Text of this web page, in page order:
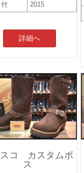
2015
詳細へ
スコ カスタムボ
ス